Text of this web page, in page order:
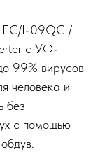
EC/I-09QC /
с УФ-
99% вирусов
человека и
без
с помощью